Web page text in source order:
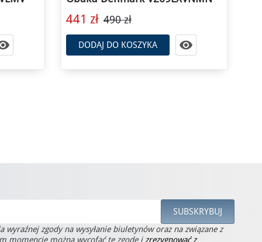
621 zł 690 zł
DODAJ DO KOSZYKA 
zgody na wysyłanie biuletynów oraz na związane z
momencie można wycofać tę zgodę i zrezygnować z